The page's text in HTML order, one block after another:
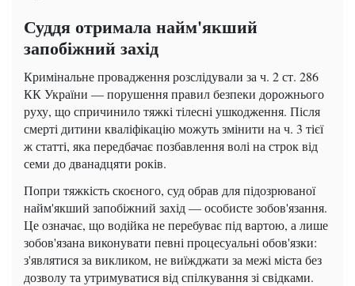
Суддя отримала найм'якший
запобіжний захід
Кримінальне провадження розслідували за ч. 2 ст. 286
КК України — порушення правил безпеки дорожнього
руху, що спричинило тяжкі тілесні ушкодження. Після
смерті дитини кваліфікацію можуть змінити на ч. 3 тієї
ж статті, яка передбачає позбавлення волі на строк від
семи до дванадцяти років.
Попри тяжкість скоєного, суд обрав для підозрюваної
найм'якший запобіжний захід — особисте зобов'язання.
Це означає, що водійка не перебуває під вартою, а лише
зобов'язана виконувати певні процесуальні обов'язки:
з'являтися за викликом, не виїжджати за межі міста без
дозволу та утримуватися від спілкування зі свідками.